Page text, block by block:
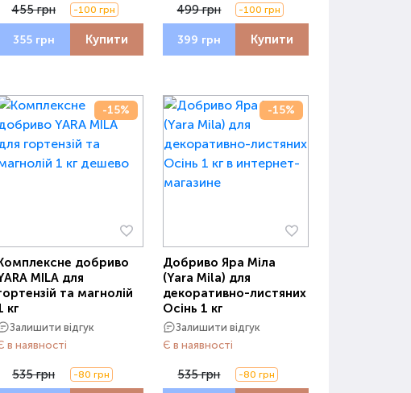
455 грн -100 грн
355 грн Купити
499 грн -100 грн
399 грн Купити
-15%
добриво
MILA для
та магнолій
кг
Залишити відгук
в наявності
535 грн -80 грн
-15%
Добриво Яра Міла
(Yara Mila) для
декоративно-листяних
Осінь 1 кг
Залишити відгук
Є в наявності
535 грн -80 грн